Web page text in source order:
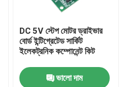
DC 5V স্টেপ মোটর ড্রাইভার
বোর্ড ইন্টিগ্রেটেড সার্কিট
ইলেকট্রনিক কম্পোনেন্ট কিট
ভালো দাম